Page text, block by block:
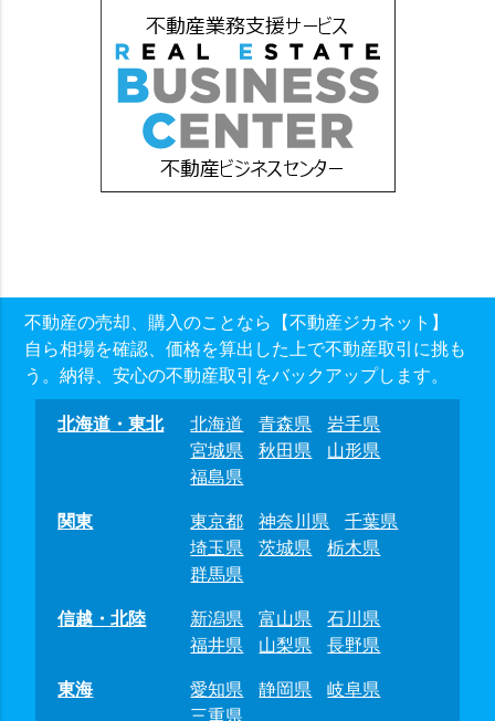
不動産の売却、購入のことなら【不動産ジカネット】
自ら相場を確認、価格を算出した上で不動産取引に挑も
う。納得、安心の不動産取引をバックアップします。
北海道・東北 北海道 青森県
岩手県
宮城県
秋田県
山形県
福島県
関東
東京都 神奈川県
千葉県
埼玉県
茨城県
栃木県
群馬県
信越・北陸
新潟県 富山県
石川県
福井県
山梨県
長野県
東海
愛知県 静岡県
岐阜県
三重県